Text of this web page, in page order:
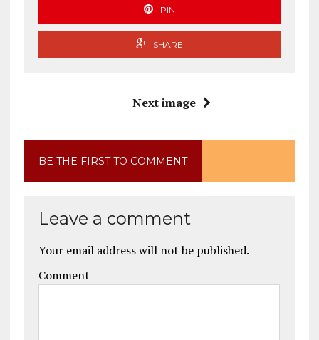
PIN
SHARE
Next image
BE THE FIRST TO COMMENT
Leave a comment
Your email address will not be published.
Comment